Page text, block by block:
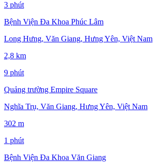
3 phút
Bệnh Viện Đa Khoa Phúc Lâm
Long Hưng, Văn Giang, Hưng Yên, Việt Nam
2,8 km
9 phút
Quảng trường Empire Square
Nghĩa Trụ, Văn Giang, Hưng Yên, Việt Nam
302 m
1 phút
Bệnh Viện Đa Khoa Văn Giang